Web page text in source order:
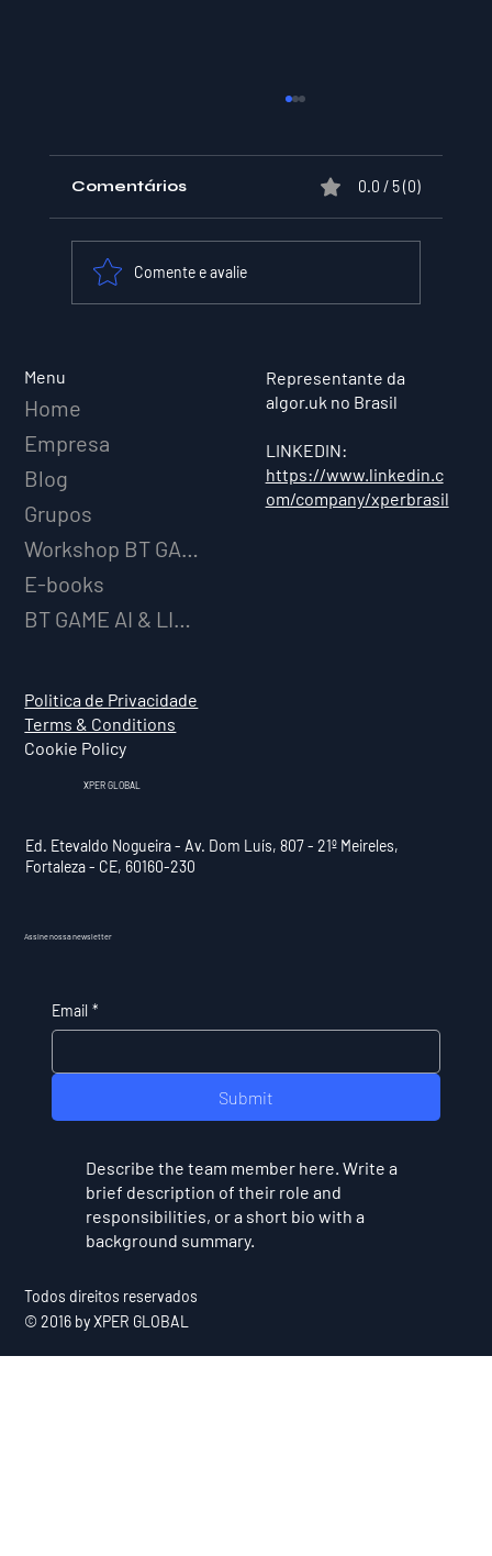
a sua estratégia de negócios.
Comentários 0.0 / 5 (0)
Comente e avalie
Menu
Home
Empresa
Blog
Grupos
Workshop BT GAME AI
E-books
BT GAME AI & LICENCIAMENTO
Politica de Privacidade
Terms & Conditions
Cookie Policy
Representante da
algor.uk no Brasil
LINKEDIN:
https://www.linkedin.c
om/company/xperbrasil
XPER GLOBAL
Ed. Etevaldo Nogueira - Av. Dom Luís, 807 - 21º Meireles,
Fortaleza - CE, 60160-230
Assine nossa newsletter
Email *
Submit
Describe the team member here. Write a
brief description of their role and
responsibilities, or a short bio with a
background summary.
Todos direitos reservados
© 2016 by XPER GLOBAL